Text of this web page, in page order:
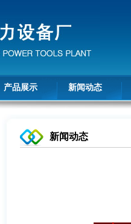
产品展示 新闻动态
新闻动态